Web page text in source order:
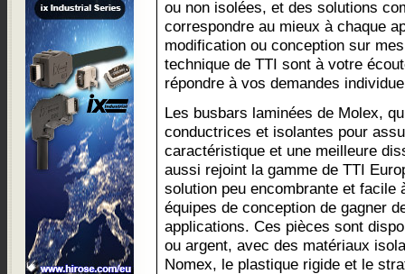
ou non isolées, et des solutions
correspondre au mieux à chaque
modification ou conception sur
technique de TTI sont à votre
répondre à vos demandes
Les busbars laminées de Molex,
conductrices et isolantes pour
caractéristique et une meilleure
aussi rejoint la gamme de TTI
solution peu encombrante et facile
équipes de conception de gagner
applications. Ces pièces sont
ou argent, avec des matériaux
Nomex, le plastique rigide et le